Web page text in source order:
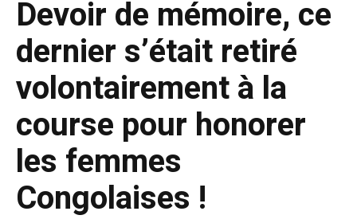
Devoir de mémoire, ce
dernier s’était retiré
volontairement à la
course pour honorer
les femmes
Congolaises !